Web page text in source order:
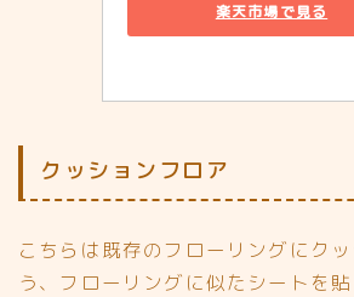
楽天市場で見る
クッションフロア
こちらは既存のフローリングにク
う、フローリングに似たシートを